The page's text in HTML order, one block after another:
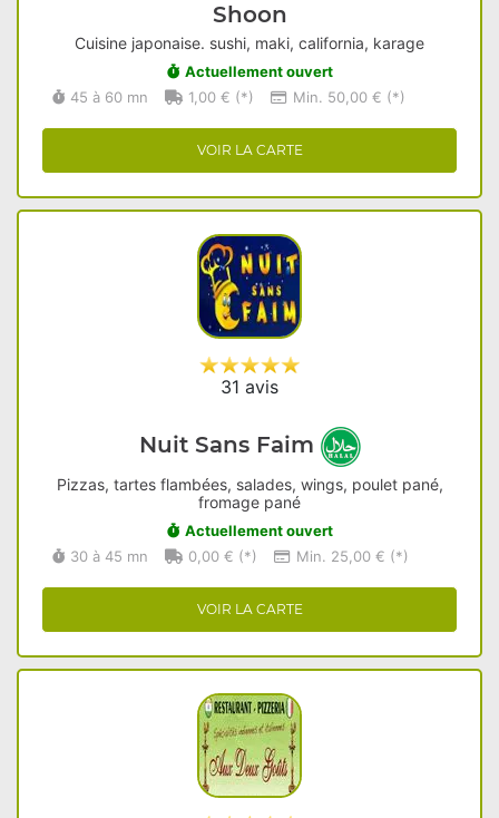
Shoon
Cuisine japonaise. sushi, maki, california, karage
Actuellement ouvert
45 à 60 mn
1,00 € (*) Min. 50,00 € (*)
VOIR LA CARTE
31 avis
Nuit Sans Faim
Pizzas, tartes flambées, salades, wings, poulet pané,
fromage pané
Actuellement ouvert
30 à 45 mn
0,00 € (*) Min. 25,00 € (*)
VOIR LA CARTE